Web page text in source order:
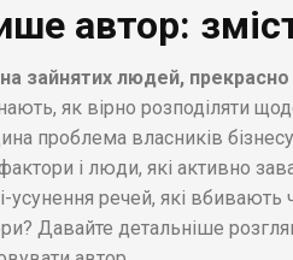
автор:
зайнятих людей,
як вірно розподіляти
проблема власників
і люди, які активно
речей, які вбивають
Давайте детальніше